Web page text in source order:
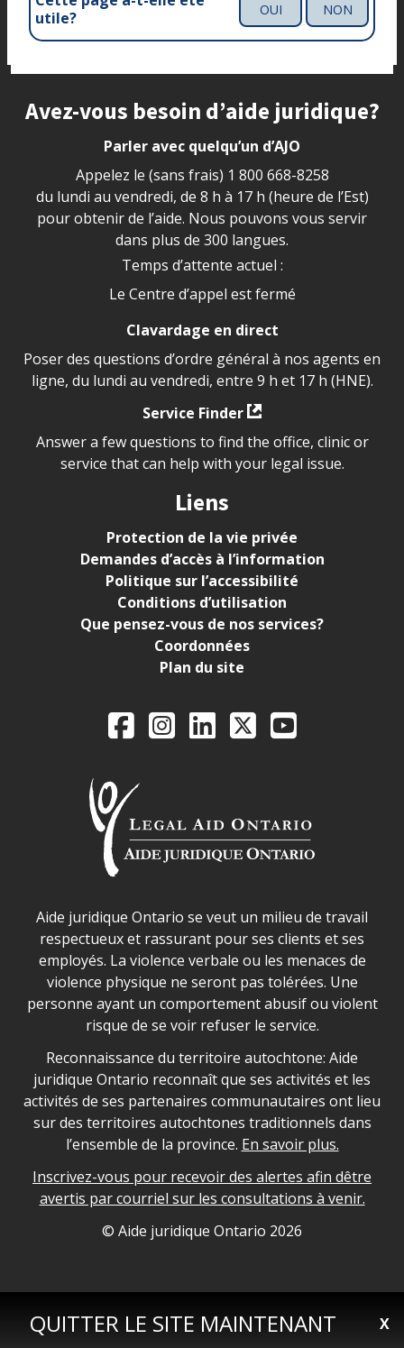
QUITTER LE SITE MAINTENANT X
utile?
OUI NON
Site footer
Avez-vous besoin d’aide juridique?
Parler avec quelqu’un d’AJO
Appelez le (sans frais) 1 800 668-8258
du lundi au vendredi, de 8 h à 17 h (heure de l’Est)
pour obtenir de l’aide. Nous pouvons vous servir
dans plus de 300 langues.
Temps d’attente actuel :
Le Centre d’appel est fermé
Clavardage en direct
Poser des questions d’ordre général à nos agents en
ligne, du lundi au vendredi, entre 9 h et 17 h (HNE).
Service Finder
Answer a few questions to find the office, clinic or
service that can help with your legal issue.
Liens
Protection de la vie privée
Demandes d’accès à l’information
Politique sur l’accessibilité
Conditions d’utilisation
Que pensez-vous de nos services?
Coordonnées
Plan du site
Legal Aid Ontario
FacebookInstagram
LinkedIn
X YouTube
Déclaration sur la sécurité dans les locaux d'AJO.
Aide juridique Ontario se veut un milieu de travail
respectueux et rassurant pour ses clients et ses
employés. La violence verbale ou les menaces de
violence physique ne seront pas tolérées. Une
personne ayant un comportement abusif ou violent
risque de se voir refuser le service.
Legal Aid Ontario land acknowledgement
Reconnaissance du territoire autochtone: Aide
juridique Ontario reconnaît que ses activités et les
activités de ses partenaires communautaires ont lieu
sur des territoires autochtones traditionnels dans
l’ensemble de la province. En savoir plus.
Inscrivez-vous pour recevoir des alertes afin dêtre
avertis par courriel sur les consultations à venir.
Legal Aid Ontario copyright information
© Aide juridique Ontario 2026